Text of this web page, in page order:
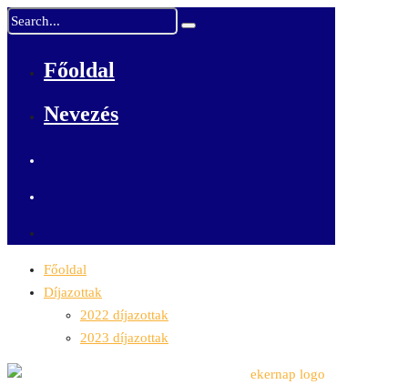
Főoldal
Nevezés
Főoldal
Díjazottak
2022 díjazottak
2023 díjazottak